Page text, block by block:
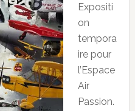
Expositi
on
tempora
ire pour
l’Espace
Air
Passion.